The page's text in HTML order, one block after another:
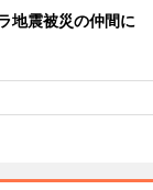
地震被災の仲間に